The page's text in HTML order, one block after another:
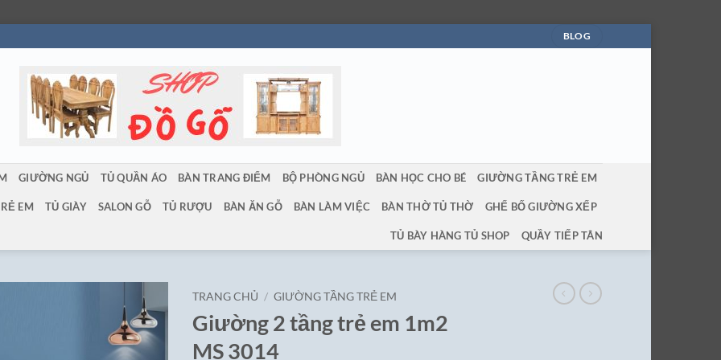
BLOG
GIƯỜNG NGỦ TỦ QUẦN ÁO BÀN TRANG ĐIỂM BỘ PHÒNG NGỦ BÀN HỌC CHO BÉ GIƯỜNG TẦNG TRẺ EM
EM TỦ GIÀY SALON GỖ TỦ RƯỢU BÀN ĂN GỖ BÀN LÀM VIỆC BÀN THỜ TỦ THỜ GHẾ BỐ GIƯỜNG XẾP
TỦ BÀY HÀNG TỦ SHOP QUẦY TIẾP TÂN
TRANG CHỦ / GIƯỜNG TẦNG TRẺ EM
Giường 2 tầng trẻ em 1m2
MS 3014